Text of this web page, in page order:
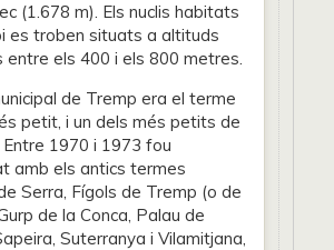
(1.678 m). Els nuclis habitats
es troben situats a altituds
entre els 400 i els 800 metres.
de Tremp era el terme
petit, i un dels més petits de
1970 i 1973 fou
amb els antics termes
Serra, Fígols de Tremp (o de
de la Conca, Palau de
Suterranya i Vilamitjana,